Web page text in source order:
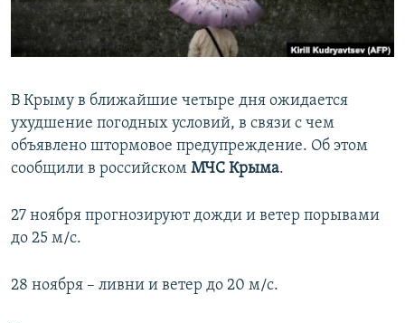
ELIFBE
УКРАИНСКАЯ ПРОБЛЕМА КРЫМА
В Крыму в ближайшие четыре дня ожидается
ухудшение погодных условий, в связи с чем
объявлено штормовое предупреждение. Об этом
сообщили в российском МЧС Крыма.
27 ноября прогнозируют дожди и ветер порывами
до 25 м/с.
28 ноября – ливни и ветер до 20 м/с.